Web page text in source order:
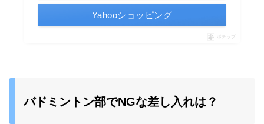
Yahooショッピング
ポチップ
バドミントン部でNGな差し入れは？